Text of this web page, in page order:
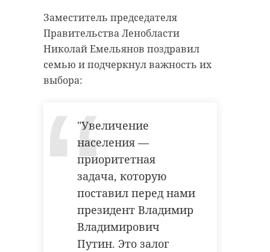
Заместитель председателя
Правительства Ленобласти
Николай Емельянов поздравил
семью и подчеркнул важность их
выбора:
"Увеличение
населения —
приоритетная
задача, которую
поставил перед нами
президент Владимир
Владимирович
Путин. Это залог